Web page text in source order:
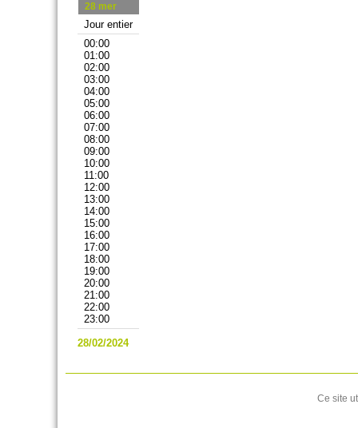
28 mer
Jour entier
00:00
01:00
02:00
03:00
04:00
05:00
06:00
07:00
08:00
09:00
10:00
11:00
12:00
13:00
14:00
15:00
16:00
17:00
18:00
19:00
20:00
21:00
22:00
23:00
28/02/2024
Ce site